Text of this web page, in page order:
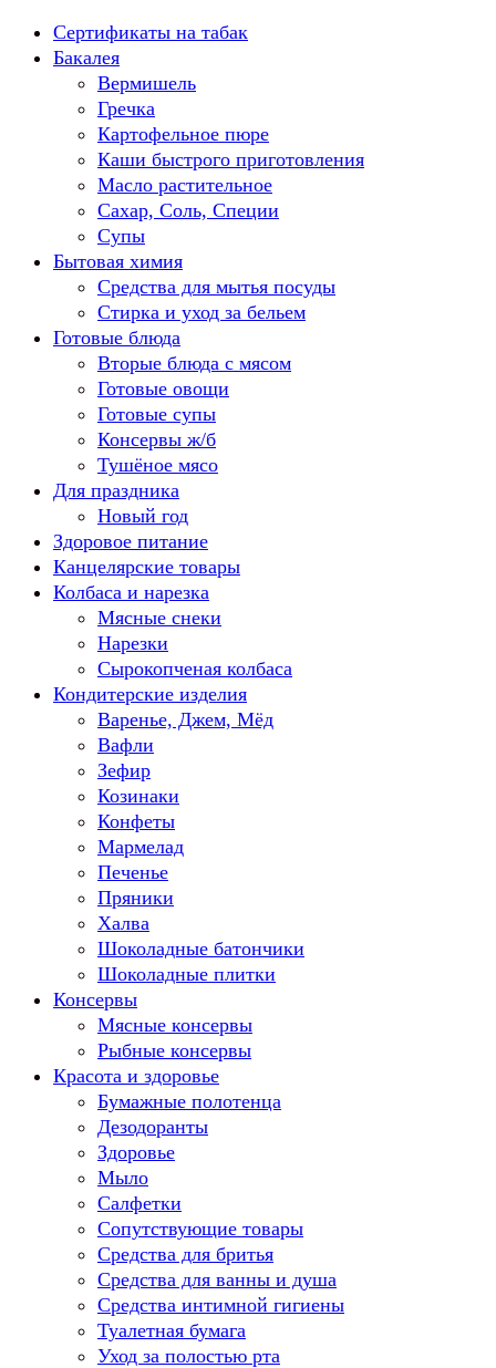
Перейти
содержанию
Сертификаты на табак
Бакалея
Вермишель
Гречка
Картофельное пюре
Каши быстрого приготовления
Масло растительное
Сахар, Соль, Специи
Супы
Бытовая химия
Средства для мытья посуды
Стирка и уход за бельем
Готовые блюда
Вторые блюда с мясом
Готовые овощи
Готовые супы
Консервы ж/б
Тушёное мясо
Для праздника
Новый год
Здоровое питание
Канцелярские товары
Колбаса и нарезка
Мясные снеки
Нарезки
Сырокопченая колбаса
Кондитерские изделия
Варенье, Джем, Мёд
Вафли
Зефир
Козинаки
Конфеты
Мармелад
Печенье
Пряники
Халва
Шоколадные батончики
Шоколадные плитки
Консервы
Мясные консервы
Рыбные консервы
Красота и здоровье
Бумажные полотенца
Дезодоранты
Здоровье
Мыло
Салфетки
Сопутствующие товары
Средства для бритья
Средства для ванны и душа
Средства интимной гигиены
Туалетная бумага
Уход за полостью рта